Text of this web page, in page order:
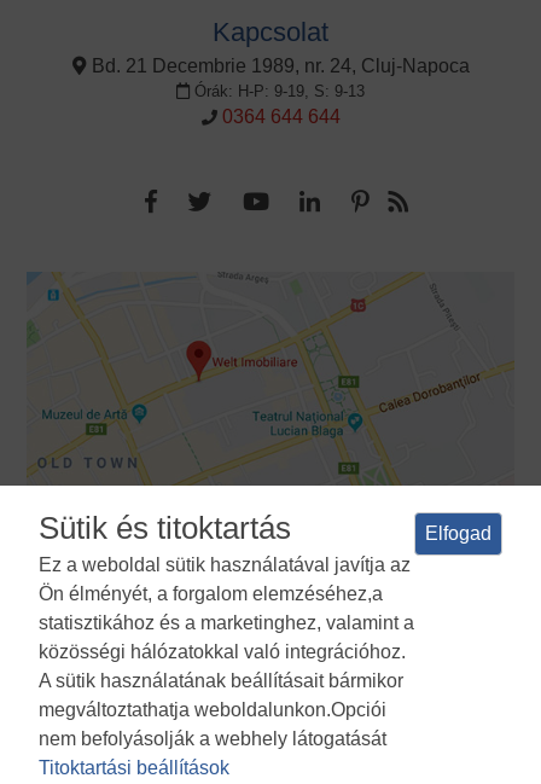
Kapcsolat
Bd. 21 Decembrie 1989, nr. 24, Cluj-Napoca
Órák: H-P: 9-19, S: 9-13
0364 644 644
Feltételek és feltételek Adatvédelmi irányelvek
használatának politikája
Cookies Manager ANPC
Sütik és titoktartás
Ez a weboldal sütik használatával javítja az
Ön élményét, a forgalom elemzéséhez,a
statisztikához és a marketinghez, valamint a
közösségi hálózatokkal való integrációhoz.
A sütik használatának beállításait bármikor
megváltoztathatja weboldalunkon.Opciói
nem befolyásolják a webhely látogatását
Titoktartási beállítások
Elfogad